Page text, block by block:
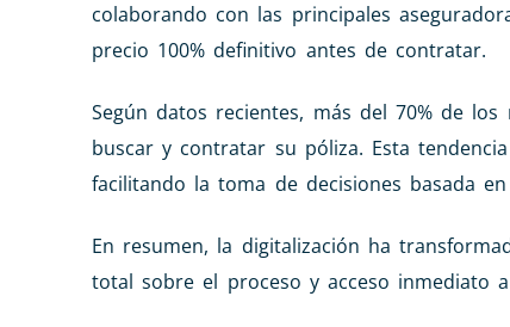
colaborando con las principales
precio 100% definitivo antes de contratar.
Según datos recientes, más del 70% de
buscar y contratar su póliza. Esta
facilitando la toma de decisiones basada
En resumen, la digitalización ha
total sobre el proceso y acceso inmediato